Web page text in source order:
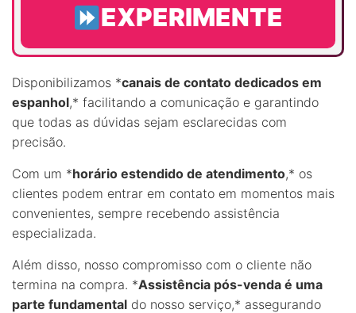
EXPERIMENTE
Disponibilizamos *canais de contato dedicados em
espanhol,* facilitando a comunicação e garantindo
que todas as dúvidas sejam esclarecidas com
precisão.
Com um *horário estendido de atendimento,* os
clientes podem entrar em contato em momentos mais
convenientes, sempre recebendo assistência
especializada.
Além disso, nosso compromisso com o cliente não
termina na compra. *Assistência pós-venda é uma
parte fundamental do nosso serviço,* assegurando